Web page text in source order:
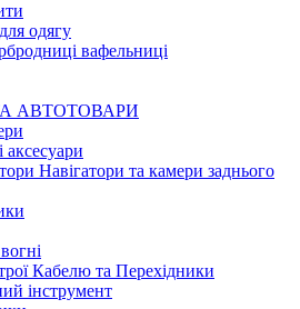
одягу
вафельниці
АВТОТОВАРИ
аксесуари
Навігатори та камери заднього
Кабелю та Перехідники
інструмент